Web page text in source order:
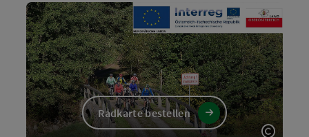
Radkarte bestellen